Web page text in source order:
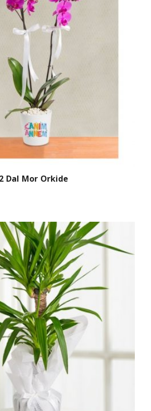
Dal Mor Orkide